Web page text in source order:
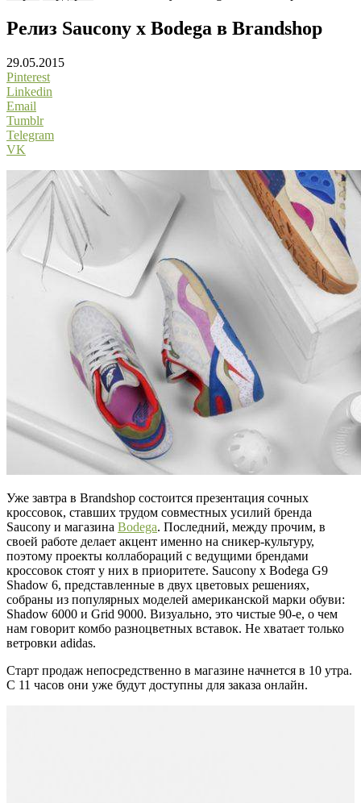
Релиз Saucony x Bodega в Brandshop
29.05.2015
Pinterest
Linkedin
Email
Tumblr
Telegram
VK
Уже завтра в Brandshop состоится презентация сочных
кроссовок, ставших трудом совместных усилий бренда
Saucony и магазина Bodega. Последний, между прочим, в
своей работе делает акцент именно на сникер-культуру,
поэтому проекты коллабораций с ведущими брендами
кроссовок стоят у них в приоритете. Saucony x Bodega G9
Shadow 6, представленные в двух цветовых решениях,
собраны из популярных моделей американской марки обуви:
Shadow 6000 и Grid 9000. Визуально, это чистые 90-е, о чем
нам говорит комбо разноцветных вставок. Не хватает только
ветровки adidas.
Старт продаж непосредственно в магазине начнется в 10 утра.
С 11 часов они уже будут доступны для заказа онлайн.